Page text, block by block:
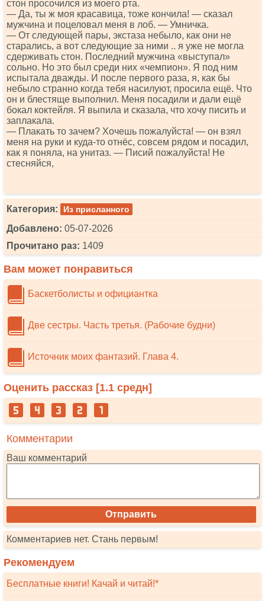
стон просочился из моего рта.
— Да, ты ж моя красавица, тоже кончила! — сказал
мужчина и поцеловал меня в лоб. — Умничка.
— От следующей пары, экстаза небыло, как они не
старались, а вот следующие за ними .. я уже не могла
сдерживать стон. Последний мужчина «выступал»
сольно. Но это был среди них «чемпион». Я под ним
испытала дважды. И после первого раза, я, как бы
небыло странно когда тебя насилуют, просила ещё. Что
он и блестяще выполнил. Меня посадили и дали ещё
бокал коктейля. Я выпила и сказала, что хочу писить и
заплакала.
— Плакать то зачем? Хочешь пожалуйста! — он взял
меня на руки и куда-то отнёс, совсем рядом и посадил,
как я поняла, на унитаз. — Писий пожалуйста! Не
стесняйся,
Категория: Из присланного
Добавлено: 05-07-2026
Прочитано раз: 1409
Вам может понравиться
Баскетболисты и официантка
Две сестры. Часть третья. (Рабочие будни)
Источник моих фантазий. Глава 4.
Оценить рассказ [1.1 средн]
Комментарии
Ваш комментарий
Комментариев нет. Стань первым!
Рекомендуем
Бесплатные книги! Качай и читай!*